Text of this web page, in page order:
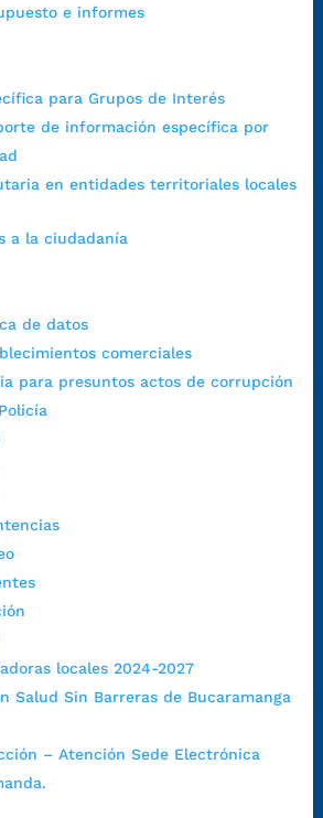
e informes
para Grupos de Interés
de información específica por
en entidades territoriales locales
a la ciudadanía
de datos
comerciales
para presuntos actos de corrupción
locales 2024-2027
Salud Sin Barreras de Bucaramanga
– Atención Sede Electrónica
(Norte):
84 del barrio Kennedy.
a viernes en
+57 (607) 633 70 00
652 55 55
presuntos actos de corrupción:
disciplinaria:
gobierno-ciudadanos-
control-interno-disciplinario/
Datos Personales